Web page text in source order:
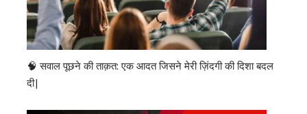
🧠 सवाल पूछने की ताक़त: एक आदत जिसने मेरी ज़िंदगी की दिशा बदल
दी|